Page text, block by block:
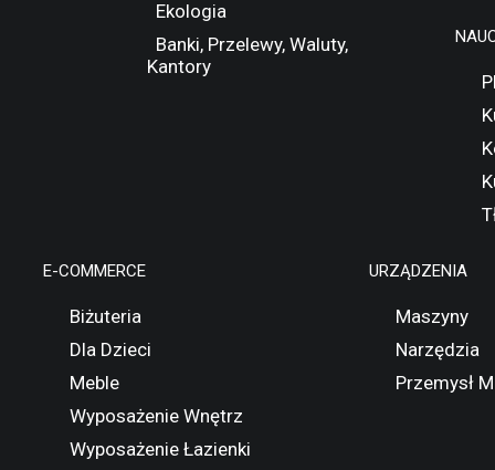
Ekologia
Banki, Przelewy, Waluty,
Kantory
E-COMMERCE
Biżuteria
Dla Dzieci
Meble
Wyposażenie Wnętrz
Wyposażenie Łazienki
URZĄDZENIA
Maszyny
Narzędzia
Przemysł